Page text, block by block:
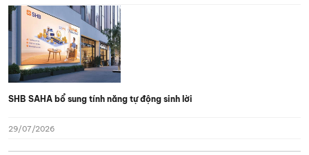
SHB SAHA bổ sung tính năng tự động sinh lời
29/07/2026